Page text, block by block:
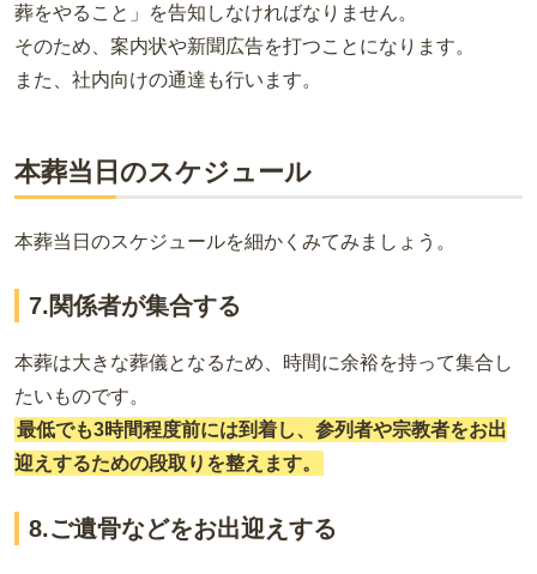
葬をやること」を告知しなければなりません。
そのため、案内状や新聞広告を打つことになります。
また、社内向けの通達も行います。
本葬当日のスケジュール
本葬当日のスケジュールを細かくみてみましょう。
7.関係者が集合する
本葬は大きな葬儀となるため、時間に余裕を持って集合し
たいものです。
最低でも3時間程度前には到着し、参列者や宗教者をお出
迎えするための段取りを整えます。
8.ご遺骨などをお出迎えする